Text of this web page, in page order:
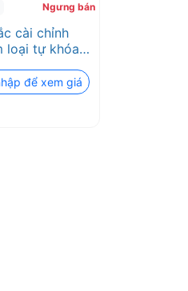
Ngưng bán
cài chỉnh
loại tự khóa
Aditek
để xem giá